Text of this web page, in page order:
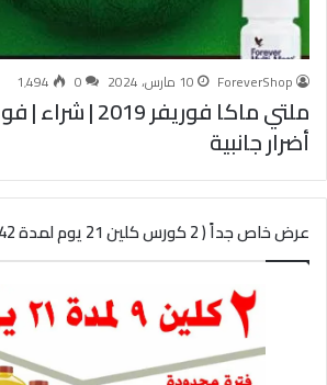
ForeverShop 10 مارس، 2024 0 1٬494
ملتي ماكا فوريفر
أضرار جانبية
عرض خاص جداً ( 2 كورس كلين 21 يوم لمدة 42 يوم)